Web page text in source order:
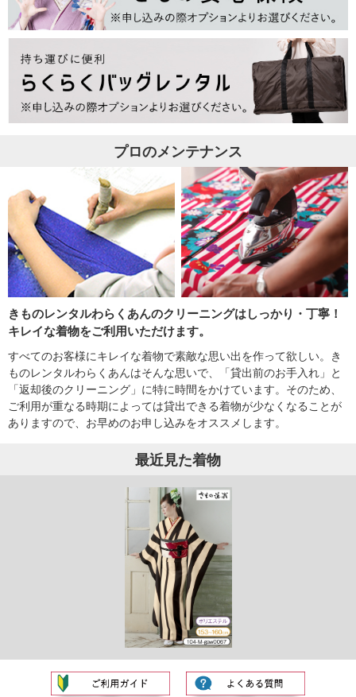
プロのメンテナンス
きものレンタルわらくあんのクリーニングはしっかり・丁寧！
キレイな着物をご利用いただけます。
すべてのお客様にキレイな着物で素敵な思い出を作って欲しい。き
ものレンタルわらくあんはそんな思いで、「貸出前のお手入れ」と
「返却後のクリーニング」に特に時間をかけています。そのため、
ご利用が重なる時期によっては貸出できる着物が少なくなることが
ありますので、お早めのお申し込みをオススメします。
最近見た着物